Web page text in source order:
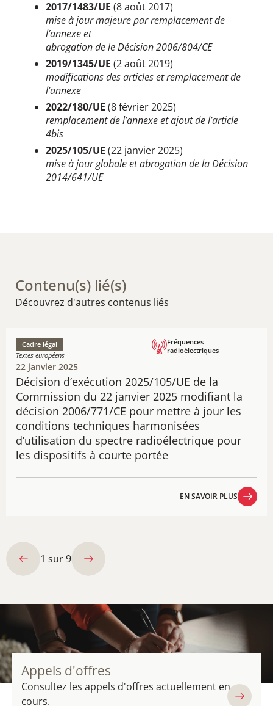
2017/1483/UE (8 août 2017)
mise à jour majeure par remplacement de
l’annexe et
abrogation de le Décision 2006/804/CE
2019/1345/UE (2 août 2019)
modifications des articles et remplacement de
l’annexe
2022/180/UE (8 février 2025)
remplacement de l’annexe et ajout de l’article
4bis
2025/105/UE (22 janvier 2025)
mise à jour globale et abrogation de la Décision
2014/641/UE
Contenu(s) lié(s)
Découvrez d'autres contenus liés
Décision d’exécution 2025/105/UE de la
Commission du 22 janvier 2025 modifiant la
décision 2006/771/CE pour mettre à jour les
conditions techniques harmonisées
d’utilisation du spectre radioélectrique pour
les dispositifs à courte portée
Cadre légal
Textes européens
Fréquences
radioélectriques
22 janvier 2025
EN SAVOIR PLUS
1 sur9
Appels d'offres
Consultez les appels d'offres actuellement en
cours.